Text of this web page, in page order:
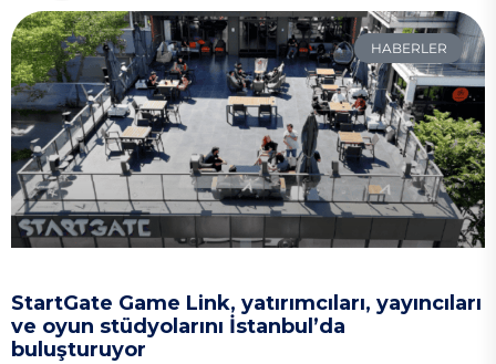
HABERLER
StartGate Game Link, yatırımcıları, yayıncıları
ve oyun stüdyolarını İstanbul’da
buluşturuyor